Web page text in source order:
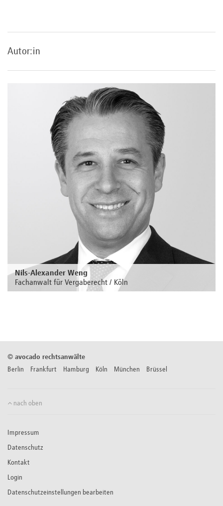
Autor:in
Nils-Alexander Weng
Fachanwalt für Vergaberecht / Köln
© avocado rechtsanwälte
Berlin Frankfurt Hamburg Köln München Brüssel
nach oben
Impressum
Datenschutz
Kontakt
Login
Datenschutzeinstellungen bearbeiten